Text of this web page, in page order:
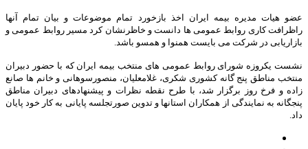
عضو هیات مدیره بیمه ایران اخذ بازخورد تمام موضوعات و بیان تمام آنها
راظرافت کاری روابط عمومی ها دانست و خاظرنشان کرد مسیر روابط عمومی و
بازاریابی در شرکت می بایست همنوا و همسو باشد.
نشست یکروزه شورای روابط عمومی های منتخب بیمه ایران که با حضور دبیران
منتخب مناطق پنج گانه کشوری شکری، غلامعلیان، منصورسوهانی و خانم ها صانع
زاده و فرخ روز برگزار شد، با طرح نقطه نظرات و پیشنهادهای دبیران مناطق
پنجگانه به نمایندگی از همکاران استانها و تدوین صورتجلسه پایانی به کار خود پایان
داد.